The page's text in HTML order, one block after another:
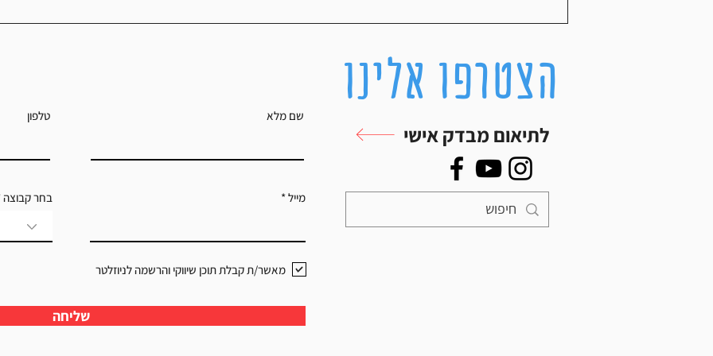
לתיאום מבדק אישי
טלפון
בחר קבוצה
שם מלא
מייל
מאשר/ת קבלת תוכן שיווקי והרשמה לניוזלטר
שליחה
הצטרפו אלינו